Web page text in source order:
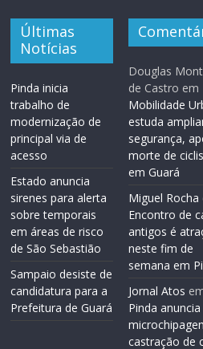
Últimas
Notícias
Pinda inicia
trabalho de
modernização de
principal via de
acesso
Estado anuncia
sirenes para alerta
sobre temporais
em áreas de risco
de São Sebastião
Sampaio desiste de
candidatura para a
Prefeitura de Guará
Douglas
de Castro em
Mobilidade
estuda
segurança,
morte de
em Guará
Miguel Rocha
Encontro de
antigos é
neste fim de
semana em
Jornal Atos
Pinda anuncia
castração de